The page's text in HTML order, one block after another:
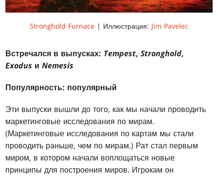
Stronghold Furnace | Иллюстрация: Jim Pavelec
Встречался в выпусках: Tempest,Stronghold,
Exodus иNemesis
Популярность: популярный
Эти выпуски вышли до того, как мы начали проводить
маркетинговые исследования по мирам.
(Маркетинговые исследования по картам мы стали
проводить раньше, чем по мирам.) Рат стал первым
миром, в котором начали воплощаться новые
принципы для построения миров. Игрокам он